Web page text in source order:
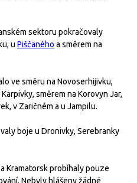
sektoru pokračovaly
u Piščaného a směrem na
ve směru na Novoserhijivku,
směrem na Korovyn Jar,
v Zaričném a u Jampilu.
boje u Dronivky, Serebranky
Kramatorsk probíhaly pouze
Nebyly hlášeny žádné